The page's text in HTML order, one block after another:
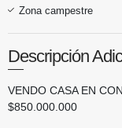
Zona campestre
Descripción
VENDO CASA EN
$850.000.000